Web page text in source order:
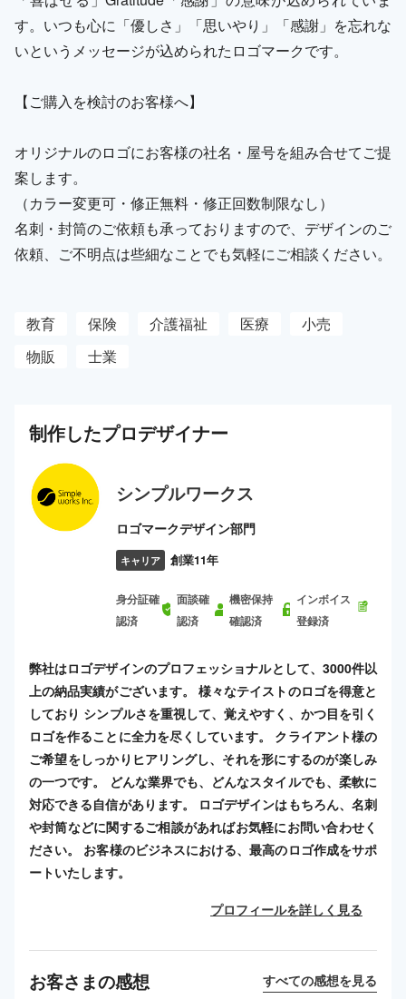
す。いつも心に「優しさ」「思いやり」「感謝」を忘れな
いというメッセージが込められたロゴマークです。
【ご購入を検討のお客様へ】
オリジナルのロゴにお客様の社名・屋号を組み合せてご提
案します。
（カラー変更可・修正無料・修正回数制限なし）
名刺・封筒のご依頼も承っておりますので、デザインのご
依頼、ご不明点は些細なことでも気軽にご相談ください。
教育 保険 介護福祉 医療
小売
物販
士業
制作したプロデザイナー
シンプルワークス
ロゴマークデザイン部門
キャリア 創業11年
身分証確
認済
面談確
認済
機密保持
確認済
インボイス
登録済
弊社はロゴデザインのプロフェッショナルとして、3000件以
上の納品実績がございます。 様々なテイストのロゴを得意と
しており シンプルさを重視して、覚えやすく、かつ目を引く
ロゴを作ることに全力を尽くしています。 クライアント様の
ご希望をしっかりヒアリングし、それを形にするのが楽しみ
の一つです。 どんな業界でも、どんなスタイルでも、柔軟に
対応できる自信があります。 ロゴデザインはもちろん、名刺
や封筒などに関するご相談があればお気軽にお問い合わせく
ださい。 お客様のビジネスにおける、最高のロゴ作成をサポ
ートいたします。
プロフィールを詳しく見る
お客さまの感想 すべての感想を見る